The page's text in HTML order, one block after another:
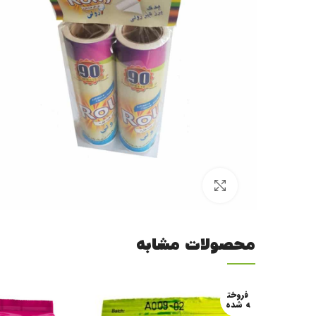
محصولات مشابه
فروخت
ه شده